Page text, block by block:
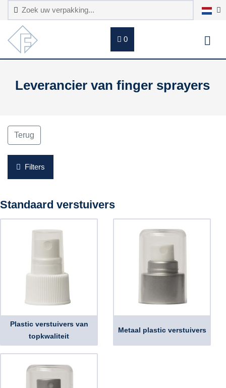
0
Leverancier van finger sprayers
Terug
Filters
Standaard verstuivers
Plastic verstuivers van
topkwaliteit
Metaal plastic verstuivers